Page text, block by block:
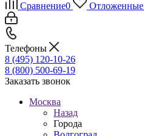
Сравнение0 Отложенные
Телефоны
8 (495) 120-10-26
8 (800) 500-69-19
Заказать звонок
Москва
Назад
Города